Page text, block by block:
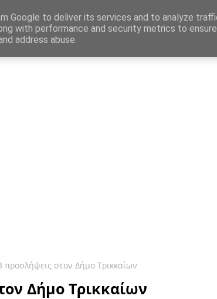
Site Map
Ενημέρωση Αγγελίες Εργασίας
προσλήψεις στον Δήμο Τρικκαίων
Δήμο Τρικκαίων
Google to deliver its services and to analyze
with performance and security metrics to
address abuse.